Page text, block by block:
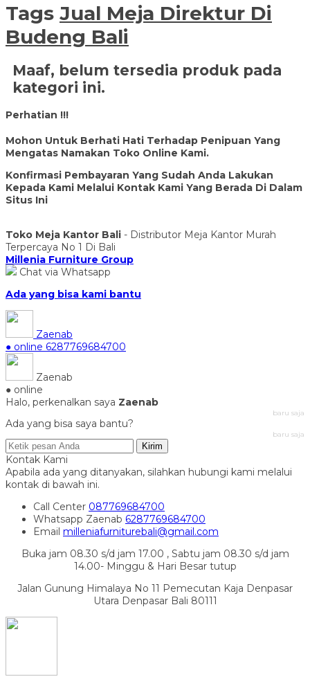
Tags Jual Meja Direktur Di
Budeng Bali
Maaf, belum tersedia produk pada
kategori ini.
Perhatian !!!
Mohon Untuk Berhati Hati Terhadap Penipuan Yang
Mengatas Namakan Toko Online Kami.
Konfirmasi Pembayaran Yang Sudah Anda Lakukan
Kepada Kami Melalui Kontak Kami Yang Berada Di Dalam
Situs Ini
Toko Meja Kantor Bali - Distributor Meja Kantor Murah
Terpercaya No 1 Di Bali
Millenia Furniture Group
Chat via Whatsapp
Ada yang bisa kami bantu
Zaenab
● online 6287769684700
Zaenab
● online
Halo, perkenalkan saya Zaenab
baru saja
Ada yang bisa saya bantu?
baru saja
Kirim
Kontak Kami
Apabila ada yang ditanyakan, silahkan hubungi kami melalui
kontak di bawah ini.
Call Center 087769684700
Whatsapp Zaenab 6287769684700
Email milleniafurniturebali@gmail.com
Buka jam 08.30 s/d jam 17.00 , Sabtu jam 08.30 s/d jam
14.00- Minggu & Hari Besar tutup
Jalan Gunung Himalaya No 11 Pemecutan Kaja Denpasar
Utara Denpasar Bali 80111